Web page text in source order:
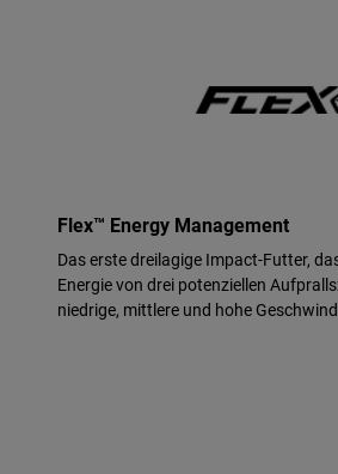
Flex™ Energy Management
Das erste dreilagige Impact-Futter,
Energie von drei potenziellen
niedrige, mittlere und hohe